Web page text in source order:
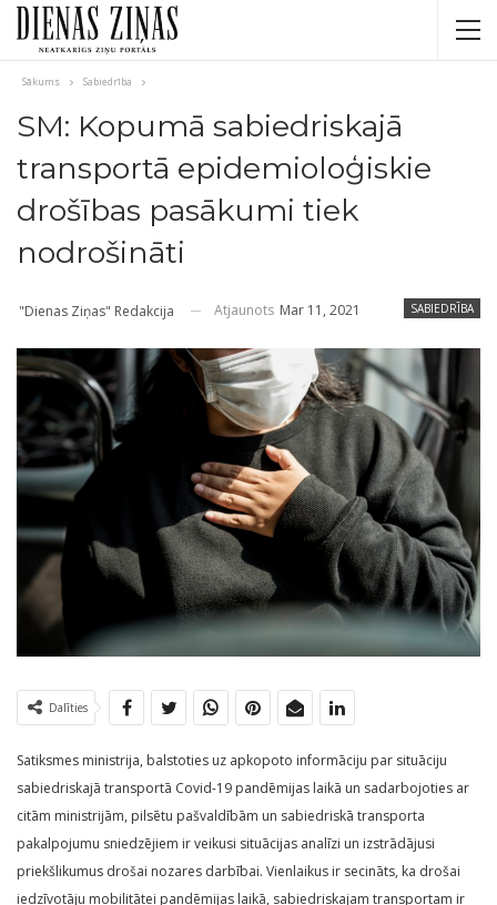
Sākums Sabiedrība
SM: Kopumā sabiedriskajā
transportā epidemioloģiskie
drošības pasākumi tiek
nodrošināti
SABIEDRĪBA
"Dienas Ziņas" Redakcija Atjaunots Mar 11, 2021
Dalīties
Satiksmes ministrija, balstoties uz apkopoto informāciju par situāciju
sabiedriskajā transportā Covid-19 pandēmijas laikā un sadarbojoties ar
citām ministrijām, pilsētu pašvaldībām un sabiedriskā transporta
pakalpojumu sniedzējiem ir veikusi situācijas analīzi un izstrādājusi
priekšlikumus drošai nozares darbībai. Vienlaikus ir secināts, ka drošai
iedzīvotāju mobilitātei pandēmijas laikā, sabiedriskajam transportam ir